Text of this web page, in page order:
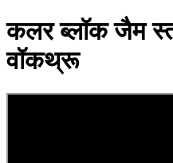
कलर ब्लॉक जैम
वॉकथ्रू